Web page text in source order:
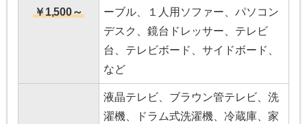
￥1,500～
ーブル、１人用ソファー、パソコン
デスク、鏡台ドレッサー、テレビ
台、テレビボード、サイドボード、
など
液晶テレビ、ブラウン管テレビ、洗
濯機、ドラム式洗濯機、冷蔵庫、家